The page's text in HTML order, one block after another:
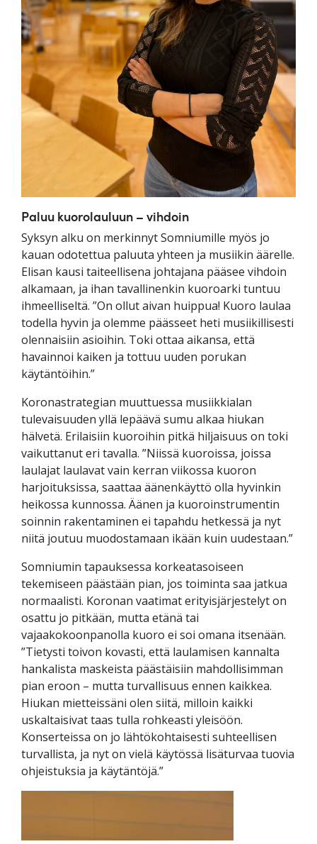
Paluu kuorolauluun – vihdoin
Syksyn alku on merkinnyt Somniumille myös jo
kauan odotettua paluuta yhteen ja musiikin äärelle.
Elisan kausi taiteellisena johtajana pääsee vihdoin
alkamaan, ja ihan tavallinenkin kuoroarki tuntuu
ihmeelliseltä. ”On ollut aivan huippua! Kuoro laulaa
todella hyvin ja olemme päässeet heti musiikillisesti
olennaisiin asioihin. Toki ottaa aikansa, että
havainnoi kaiken ja tottuu uuden porukan
käytäntöihin.”
Koronastrategian muuttuessa musiikkialan
tulevaisuuden yllä lepäävä sumu alkaa hiukan
hälvetä. Erilaisiin kuoroihin pitkä hiljaisuus on toki
vaikuttanut eri tavalla. ”Niissä kuoroissa, joissa
laulajat laulavat vain kerran viikossa kuoron
harjoituksissa, saattaa äänenkäyttö olla hyvinkin
heikossa kunnossa. Äänen ja kuoroinstrumentin
soinnin rakentaminen ei tapahdu hetkessä ja nyt
niitä joutuu muodostamaan ikään kuin uudestaan.”
Somniumin tapauksessa korkeatasoiseen
tekemiseen päästään pian, jos toiminta saa jatkua
normaalisti. Koronan vaatimat erityisjärjestelyt on
osattu jo pitkään, mutta etänä tai
vajaakokoonpanolla kuoro ei soi omana itsenään.
”Tietysti toivon kovasti, että laulamisen kannalta
hankalista maskeista päästäisiin mahdollisimman
pian eroon – mutta turvallisuus ennen kaikkea.
Hiukan mietteissäni olen siitä, milloin kaikki
uskaltaisivat taas tulla rohkeasti yleisöön.
Konserteissa on jo lähtökohtaisesti suhteellisen
turvallista, ja nyt on vielä käytössä lisäturvaa tuovia
ohjeistuksia ja käytäntöjä.”